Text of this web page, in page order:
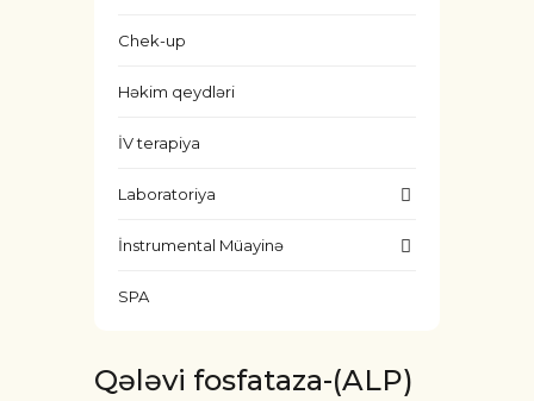
Chek-up
Həkim qeydləri
İV terapiya
Laboratoriya
İnstrumental Müayinə
SPA
Qələvi fosfataza-(ALP)